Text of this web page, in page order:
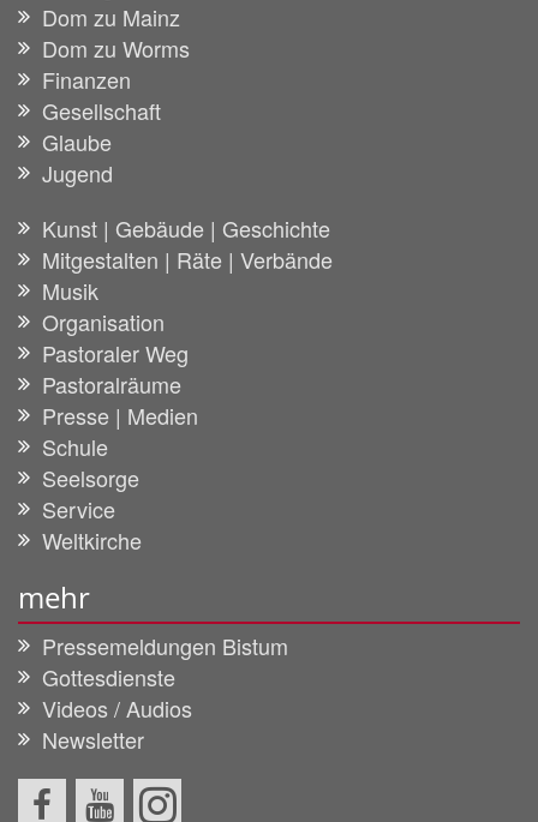
Dom zu Mainz
Dom zu Worms
Finanzen
Gesellschaft
Glaube
Jugend
Kunst | Gebäude | Geschichte
Mitgestalten | Räte | Verbände
Musik
Organisation
Pastoraler Weg
Pastoralräume
Presse | Medien
Schule
Seelsorge
Service
Weltkirche
mehr
Pressemeldungen Bistum
Gottesdienste
Videos / Audios
Newsletter